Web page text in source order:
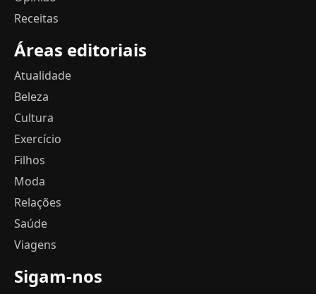
Receitas
Áreas editoriais
Atualidade
Beleza
Cultura
Exercício
Filhos
Moda
Relações
Saúde
Viagens
Sigam-nos